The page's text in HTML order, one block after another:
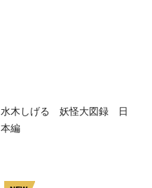
水木しげる 妖怪大図録 日
本編